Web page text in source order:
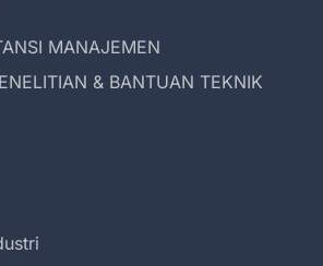
MANAJEMEN
& BANTUAN TEKNIK